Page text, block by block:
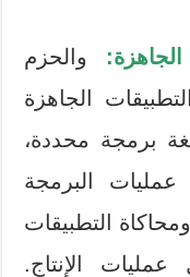
والحزم
الجاهزة
برمجة محددة،
البرمجة
ومحاكاة التطبيقات
الإنتاج.